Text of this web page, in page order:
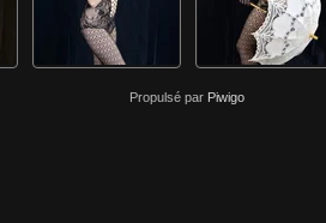
Propulsé par Piwigo